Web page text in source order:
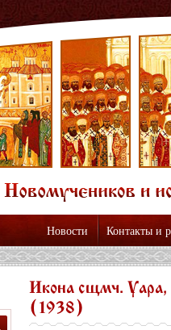
Новости Контакты и
Икона сщмч. Уара,
(1938)